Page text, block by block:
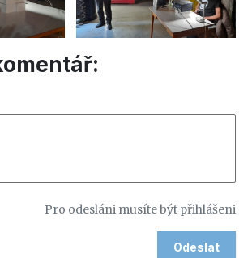
Pro odesláni musíte být přihlášeni